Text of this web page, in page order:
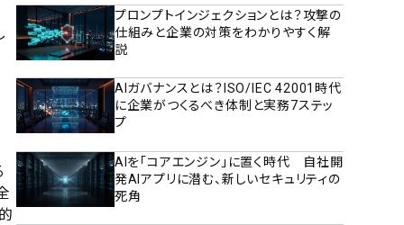
プロンプトインジェクションとは？攻撃の
仕組みと企業の対策をわかりやすく解
説
AIガバナンスとは？ISO/IEC 42001時代
に企業がつくるべき体制と実務7ステッ
プ
AIを「コアエンジン」に置く時代 自社開
発AIアプリに潜む、新しいセキュリティの
死角